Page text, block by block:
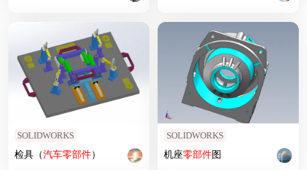
SOLIDWORKS
检具（汽车零部件）
SOLIDWORKS
机座零部件图